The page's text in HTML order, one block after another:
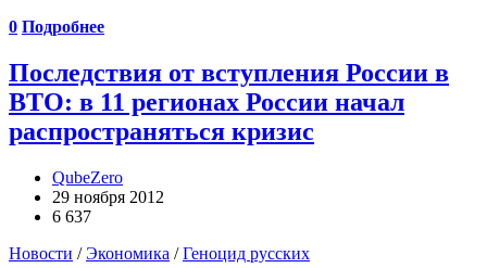
0 Подробнее
Последствия от вступления России в
ВТО: в 11 регионах России начал
распространяться кризис
QubeZero
29 ноября 2012
6 637
Новости /Экономика /Геноцид русских